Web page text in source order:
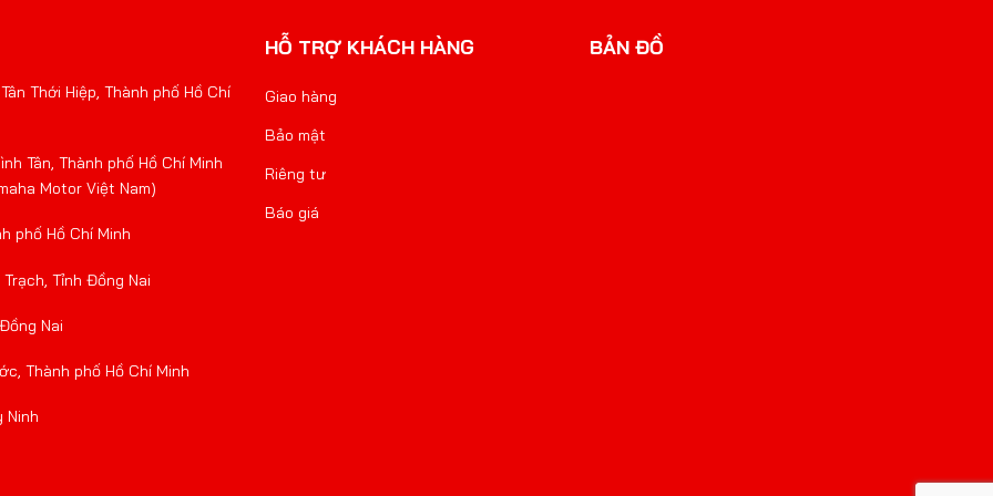
Thới Hiệp, Thành phố Hồ Chí
Tân, Thành phố Hồ Chí Minh
Motor Việt Nam)
phố Hồ Chí Minh
Tỉnh Đồng Nai
Nai
Thành phố Hồ Chí Minh
Ninh
HỖ TRỢ KHÁCH HÀNG
Giao hàng
Bảo mật
Riêng tư
Báo giá
BẢN ĐỒ